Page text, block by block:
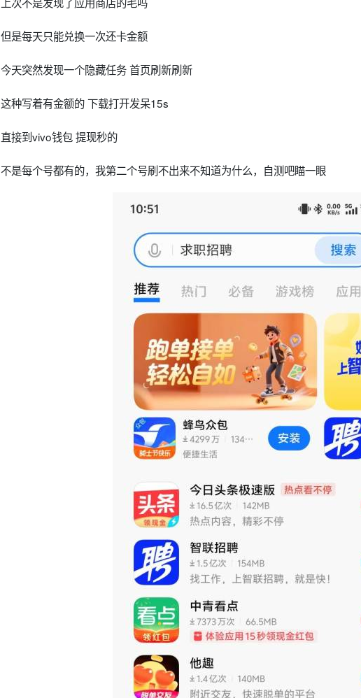
但是每天只能兑换一次还卡金额
今天突然发现一个隐藏任务 首页刷新刷新
这种写着有金额的 下载打开发呆15s
直接到vivo钱包 提现秒的
不是每个号都有的，我第二个号刷不出来不知道为什么，自测吧瞄一眼